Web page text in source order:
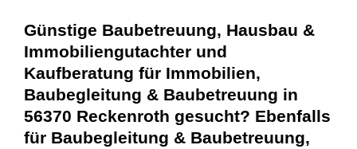
Günstige Baubetreuung, Hausbau &
Immobiliengutachter und
Kaufberatung für Immobilien,
Baubegleitung & Baubetreuung in
56370 Reckenroth gesucht? Ebenfalls
für Baubegleitung & Baubetreuung,